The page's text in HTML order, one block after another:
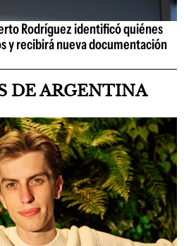
Rodríguez identificó quiénes
y recibirá nueva documentación
DE ARGENTINA